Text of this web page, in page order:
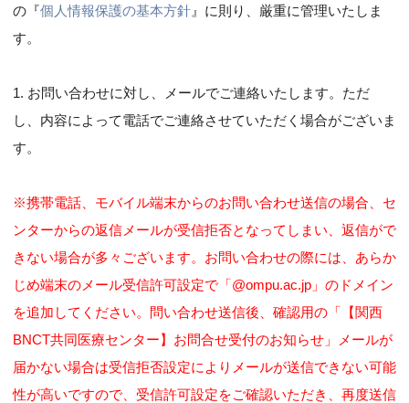
の『個人情報保護の基本方針 』に則り、厳重に管理いたしま
す。
1. お問い合わせに対し、メールでご連絡いたします。ただ
し、内容によって電話でご連絡させていただく場合がございま
す。
※携帯電話、モバイル端末からのお問い合わせ送信の場合、セ
ンターからの返信メールが受信拒否となってしまい、返信がで
きない場合が多々ございます。お問い合わせの際には、あらか
じめ端末のメール受信許可設定で「@ompu.ac.jp」のドメイン
を追加してください。問い合わせ送信後、確認用の「【関西
BNCT共同医療センター】お問合せ受付のお知らせ」メールが
届かない場合は受信拒否設定によりメールが送信できない可能
性が高いですので、受信許可設定をご確認いただき、再度送信